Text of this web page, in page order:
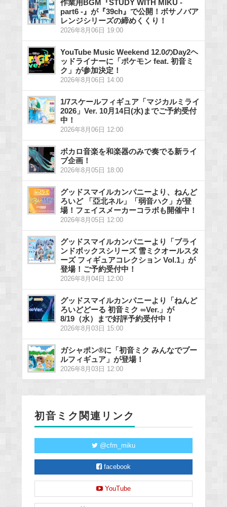
作業用BGM『STUDY WITH MIKU -
part6 -』が『39ch』で公開！ボサノバア
レンジシリーズの締めくくり！
2026年8月06日 19:00
YouTube Music Weekend 12.0のDay2ヘ
ッドライナーに「ポケモン feat. 初音ミ
ク」が参加決定！
2026年8月06日 14:00
1/7スケールフィギュア「マジカルミライ
2026」Ver. 10月14日(水)までご予約受付
中！
2026年8月06日 12:00
ボカロ音楽を和楽器のみで奏でる新ライ
ブ企画！
2026年8月05日 18:00
グッドスマイルカンパニーより、ねんど
ろいど 「亞北ネル」「弱音ハク」が登
場！フェイスメーカーコラボも開催中！
2026年8月05日 12:00
グッドスマイルカンパニーより「ブライ
ンドボックスシリーズ 雪ミクオールスタ
ーズ フィギュアコレクション Vol.1」が
登場！ご予約受付中！
2026年8月04日 12:00
グッドスマイルカンパニーより「ねんど
ろいどどーる 初音ミク ∞Ver.」が
8/19（水）まで好評予約受付中！
2026年8月03日 15:00
ガシャポン®に「初音ミク みんなでプー
ルフィギュア」が登場！
2026年8月03日 12:00
初音ミク関連リンク
@cfm_miku
facebook
YouTube